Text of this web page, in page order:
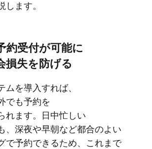
します。
約受付が​可能に​
損失を​防げる
ムを​導入すれば、​
でも​予約を​
れます。​日中忙しい​
、​深夜や​早朝など​都合の​よい​
で​予約できる​ため、​これまで​